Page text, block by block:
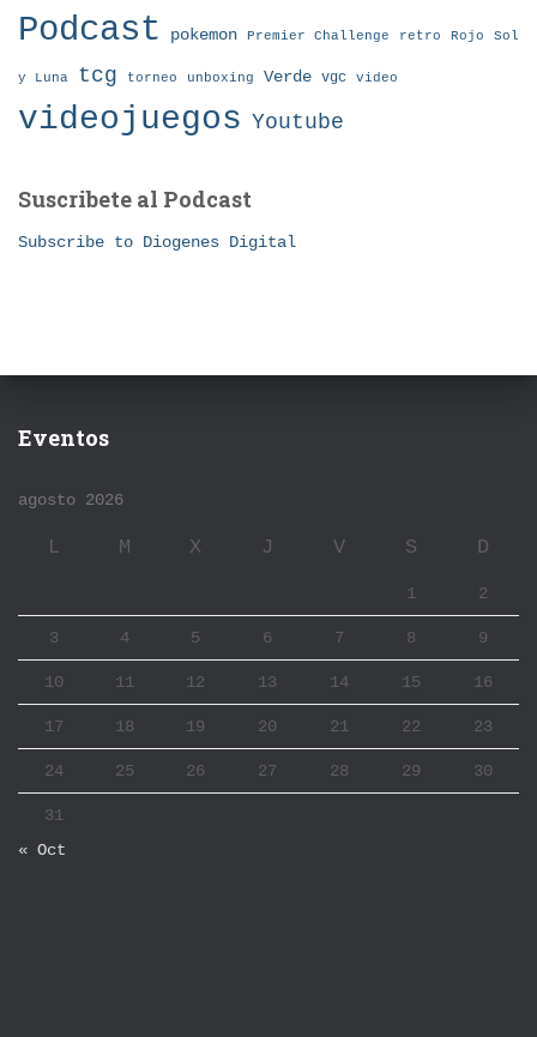
Podcast pokemon Premier Challenge retro Rojo Sol
y Luna tcg torneo unboxing Verde vgc video
videojuegos Youtube
Suscribete al Podcast
Subscribe to Diogenes Digital
Eventos
agosto 2026
L M X J V S D
1 2
3 4 5 6 7 8 9
10 11 12 13 14 15 16
17 18 19 20 21 22 23
24 25 26 27 28 29 30
31
« Oct